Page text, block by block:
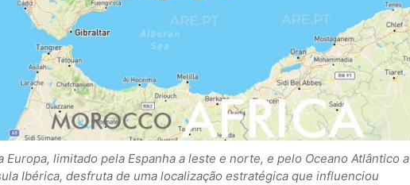
limitado pela Espanha a leste e norte, e pelo Oceano Atlântico a
Ibérica, desfruta de uma localização estratégica que influenciou